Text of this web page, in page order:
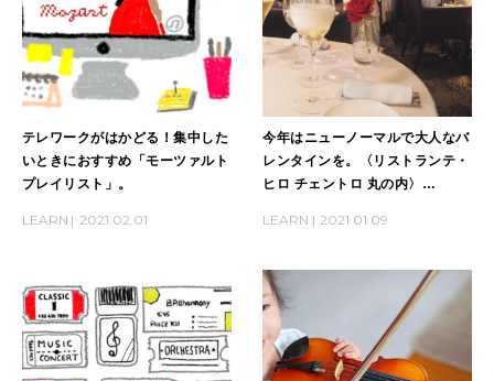
2026年4月号「未来をつくる、学びの教科書。」
2026年3月号「スイーツ予想図 2026」
2026年2月号「良運を掴む 新・開運術。」
テレワークがはかどる！集中した
いときにおすすめ「モーツァルト
プレイリスト」。
LEARN 2021.02.01
今年はニューノーマルで大人なバ
レンタインを。〈リストランテ・
ヒロ チェントロ 丸の内〉
ンコースが登場！
LEARN 2021.01.09